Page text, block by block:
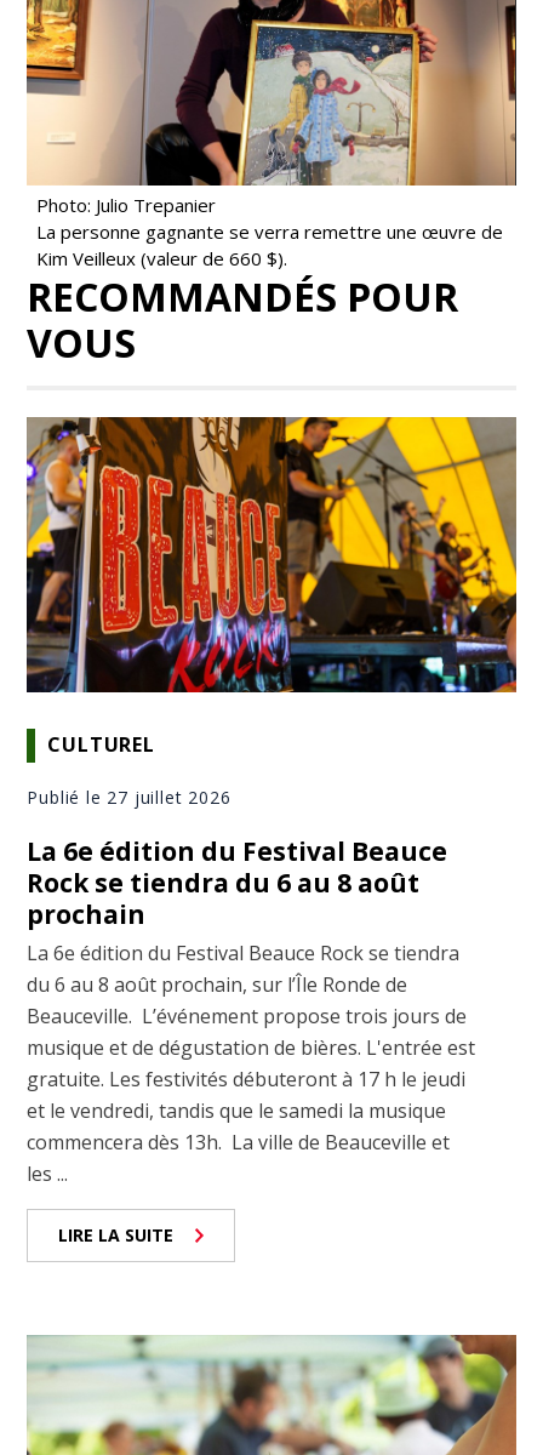
Photo: Julio Trepanier
La personne gagnante se verra remettre une œuvre de
Kim Veilleux (valeur de 660 $).
RECOMMANDÉS POUR
VOUS
CULTUREL
Publié le 27 juillet 2026
La 6e édition du Festival Beauce
Rock se tiendra du 6 au 8 août
prochain
La 6e édition du Festival Beauce Rock se tiendra
du 6 au 8 août prochain, sur l’Île Ronde de
Beauceville. L’événement propose trois jours de
musique et de dégustation de bières. L'entrée est
gratuite. Les festivités débuteront à 17 h le jeudi
et le vendredi, tandis que le samedi la musique
commencera dès 13h. La ville de Beauceville et
les ...
LIRE LA SUITE